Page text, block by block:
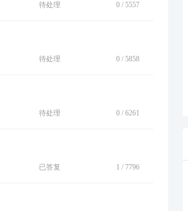
待处理 0 / 5557
待处理 0 / 5858
待处理 0 / 6261
已答复 1 / 7796